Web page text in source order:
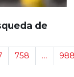
de
758 …